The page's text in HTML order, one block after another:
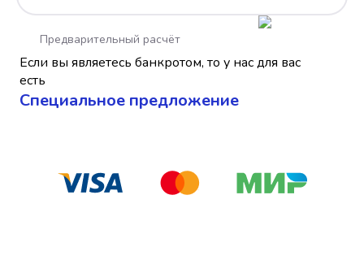
Если вы являетесь банкротом, то у нас для вас
есть
Cпециальное предложение
Предварительный расчёт